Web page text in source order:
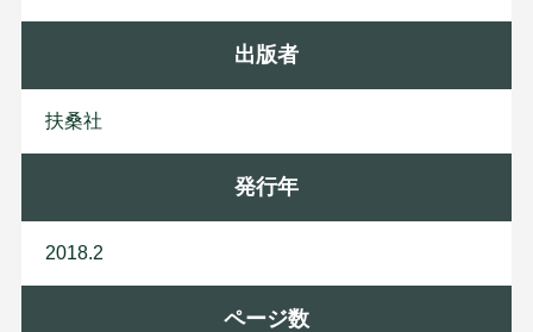
出版者
扶桑社
発行年
2018.2
ページ数